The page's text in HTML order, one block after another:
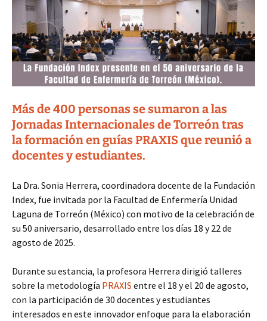
Más de 400 personas se sumaron a las
Jornadas Internacionales de Torreón tras
la formación en guías PRAXIS que reunió a
docentes y estudiantes.
La Dra. Sonia Herrera, coordinadora docente de la Fundación
Index, fue invitada por la Facultad de Enfermería Unidad
Laguna de Torreón (México) con motivo de la celebración de
su 50 aniversario, desarrollado entre los días 18 y 22 de
agosto de 2025.
Durante su estancia, la profesora Herrera dirigió talleres
sobre la metodología PRAXIS entre el 18 y el 20 de agosto,
con la participación de 30 docentes y estudiantes
interesados en este innovador enfoque para la elaboración